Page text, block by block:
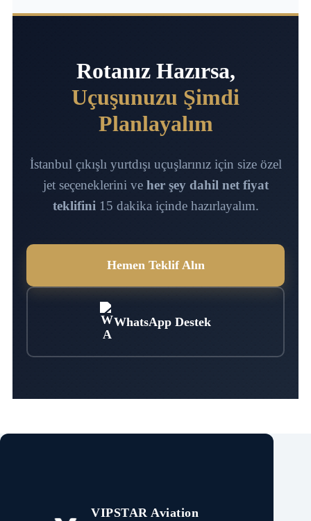
Rotanız Hazırsa,
Uçuşunuzu Şimdi
Planlayalım
İstanbul çıkışlı yurtdışı uçuşlarınız için size özel
jet seçeneklerini ve her şey dahil net fiyat
teklifini15 dakika içinde hazırlayalım.
Hemen Teklif Alın
WhatsApp Destek
VIPSTAR Aviation